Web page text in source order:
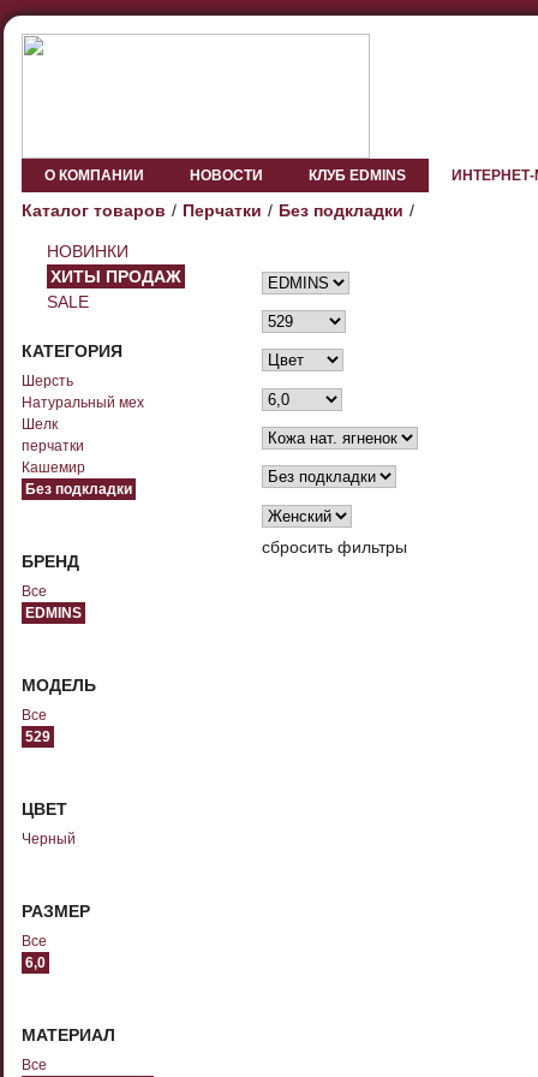
О КОМПАНИИ НОВОСТИ КЛУБ EDMINS
Каталог товаров Перчатки Без подкладки
НОВИНКИ
ХИТЫ ПРОДАЖ
SALE
КАТЕГОРИЯ
Шерсть
Натуральный мех
Шелк
перчатки
Кашемир
Без подкладки
БРЕНД
Все
EDMINS
МОДЕЛЬ
Все
529
ЦВЕТ
Черный
РАЗМЕР
Все
6,0
МАТЕРИАЛ
Все
сбросить фильтры